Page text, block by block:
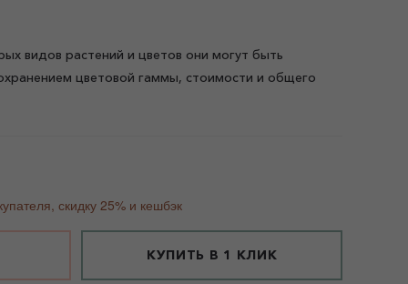
видов растений и цветов они могут быть
цветовой гаммы, стоимости и общего
скидку 25% и кешбэк
КУПИТЬ В 1 КЛИК